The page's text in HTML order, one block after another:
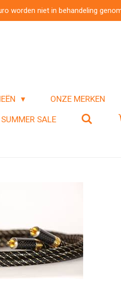
worden niet in behandeling
ONZE MERKEN
SUMMER SALE